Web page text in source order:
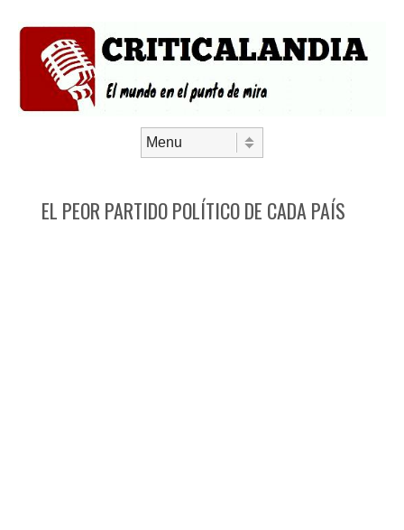
EL PEOR PARTIDO POLÍTICO DE CADA PAÍS